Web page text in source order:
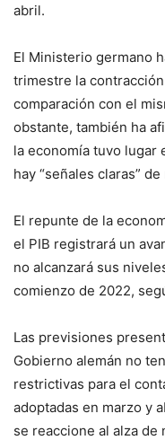
abril.
El Ministerio germano
trimestre la
comparación con el
obstante, también ha
la economía tuvo lugar
hay “señales claras”
El repunte de la
el PIB registrará un
no alcanzará sus
comienzo de 2022,
Las previsiones
Gobierno alemán no
restrictivas para el
adoptadas en marzo y
se reaccione al alza de